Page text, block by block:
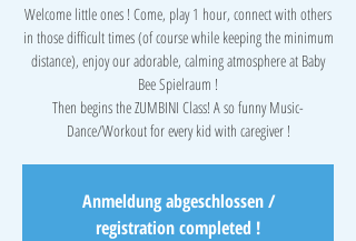
Welcome little ones ! Come, play 1 hour, connect with others
in those difficult times (of course while keeping the minimum
distance), enjoy our adorable, calming atmosphere at Baby
Bee Spielraum !
Then begins the ZUMBINI Class! A so funny Music-
Anmeldung abgeschlossen /
registration completed !